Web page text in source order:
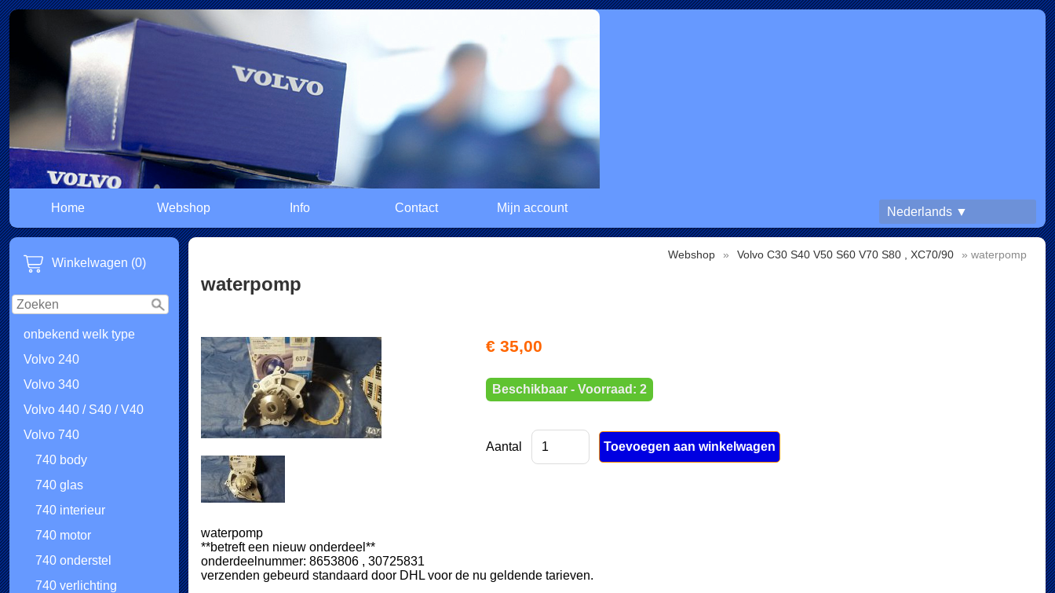
Nederlands ▼
Home Webshop Info Contact Mijn account
Winkelwagen (0)
onbekend welk type
Volvo 240
Volvo 340
Volvo 440 / S40 / V40
Volvo 740
740 body
740 glas
740 interieur
740 motor
740 onderstel
740 verlichting
Webshop » Volvo C30 S40 V50 S60 V70 S80 , XC70/90 » waterpomp
waterpomp
€ 35,00
Beschikbaar - Voorraad: 2
Aantal
waterpomp
**betreft een nieuw onderdeel**
onderdeelnummer: 8653806 , 30725831
verzenden gebeurd standaard door DHL voor de nu geldende tarieven.